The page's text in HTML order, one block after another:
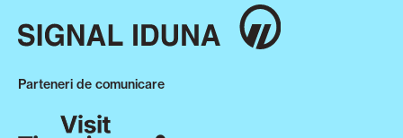
Parteneri de comunicare